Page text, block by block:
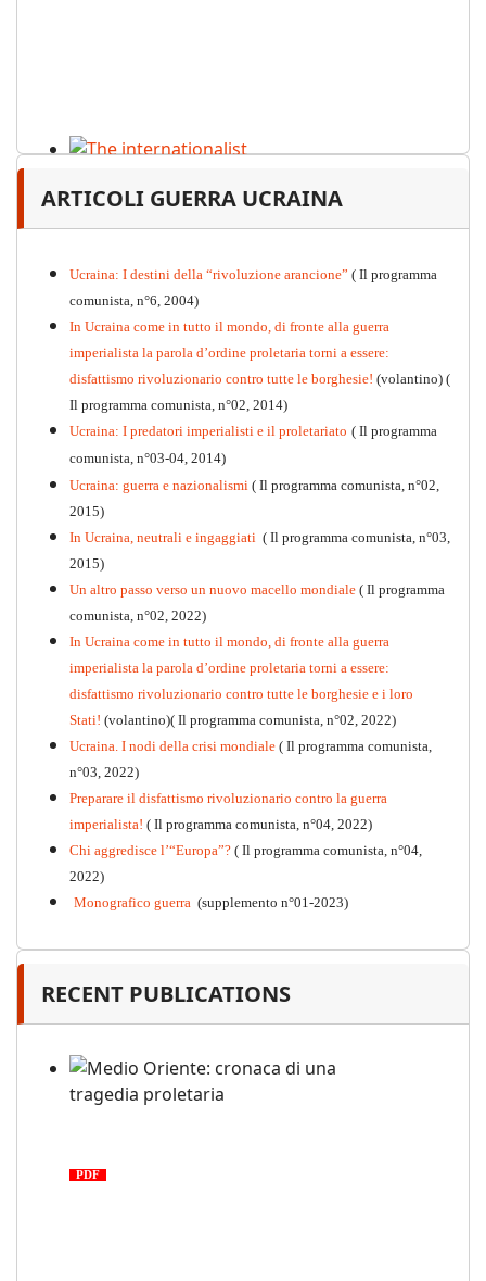
PDF n.12, 2026
Kommunistisches Programm
PDF n°10 - 2026
ARTICOLI GUERRA UCRAINA
Ucraina: I destini della “rivoluzione arancione” ( Il programma
comunista, n°6, 2004)
In Ucraina come in tutto il mondo, di fronte alla guerra
imperialista la parola d’ordine proletaria torni a essere:
disfattismo rivoluzionario contro tutte le borghesie! (volantino) (
Il programma comunista, n°02, 2014)
Ucraina: I predatori imperialisti e il proletariato ( Il programma
comunista, n°03-04, 2014)
Ucraina: guerra e nazionalismi ( Il programma comunista, n°02,
2015)
In Ucraina, neutrali e ingaggiati ( Il programma comunista, n°03,
2015)
Un altro passo verso un nuovo macello mondiale ( Il programma
comunista, n°02, 2022)
In Ucraina come in tutto il mondo, di fronte alla guerra
imperialista la parola d’ordine proletaria torni a essere:
disfattismo rivoluzionario contro tutte le borghesie e i loro
Stati! (volantino)( Il programma comunista, n°02, 2022)
Ucraina. I nodi della crisi mondiale ( Il programma comunista,
n°03, 2022)
Preparare il disfattismo rivoluzionario contro la guerra
imperialista! ( Il programma comunista, n°04, 2022)
Chi aggredisce l’“Europa”? ( Il programma comunista, n°04,
2022)
Monografico guerra (supplemento n°01-2023)
RECENT PUBLICATIONS
PDF